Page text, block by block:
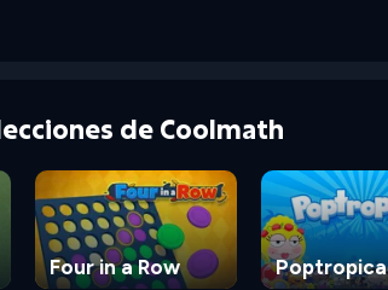
de Coolmath
Four in a Row Poptropica